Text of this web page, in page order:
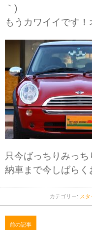
｀)
もうカワイイです！
只今ばっちりみっ
納車まで今しばらく
カテゴリー: スタ
前の記事